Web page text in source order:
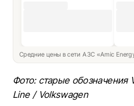
Средние цены в сети АЗС «Amic
Фото: старые обозначения
Line / Volkswagen